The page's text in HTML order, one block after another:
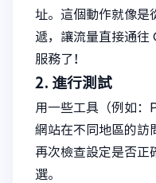
址。這個動作就像是
遞，讓流量直接通往
服務了！
2. 進行測試
用一些工具（例如
網站在不同地區的訪
再次檢查設定是否正
選。